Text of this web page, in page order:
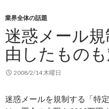
業界全体の話題
迷惑メール
由したもの
2008/2/14 木曜日
迷惑メールを規制する「特